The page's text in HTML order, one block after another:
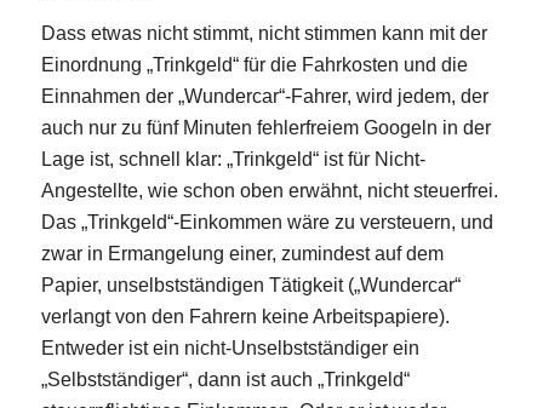
Dass etwas nicht stimmt, nicht stimmen kann mit der
Einordnung „Trinkgeld“ für die Fahrkosten und die
Einnahmen der „Wundercar“-Fahrer, wird jedem, der
auch nur zu fünf Minuten fehlerfreiem Googeln in der
Lage ist, schnell klar: „Trinkgeld“ ist für Nicht-
Angestellte, wie schon oben erwähnt, nicht steuerfrei.
Das „Trinkgeld“-Einkommen wäre zu versteuern, und
zwar in Ermangelung einer, zumindest auf dem
Papier, unselbstständigen Tätigkeit („Wundercar“
verlangt von den Fahrern keine Arbeitspapiere).
Entweder ist ein nicht-Unselbstständiger ein
„Selbstständiger“, dann ist auch „Trinkgeld“